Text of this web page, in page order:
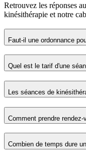
Retrouvez les réponses
kinésithérapie et notre
Faut-il une ordonnance
Quel est le tarif d'une
Les séances de
Comment prendre rendez-
Combien de temps dure